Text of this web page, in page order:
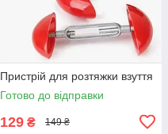
Пристрій для розтяжки взуття
Готово до відправки
129 ₴ 149 ₴